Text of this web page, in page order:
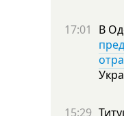
17:01 В
15:29